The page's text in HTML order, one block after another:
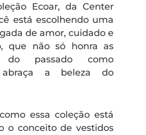
Ecoar, da Center
está escolhendo uma
de amor, cuidado e
que não só honra as
do passado como
a beleza do
essa coleção está
o conceito de vestidos